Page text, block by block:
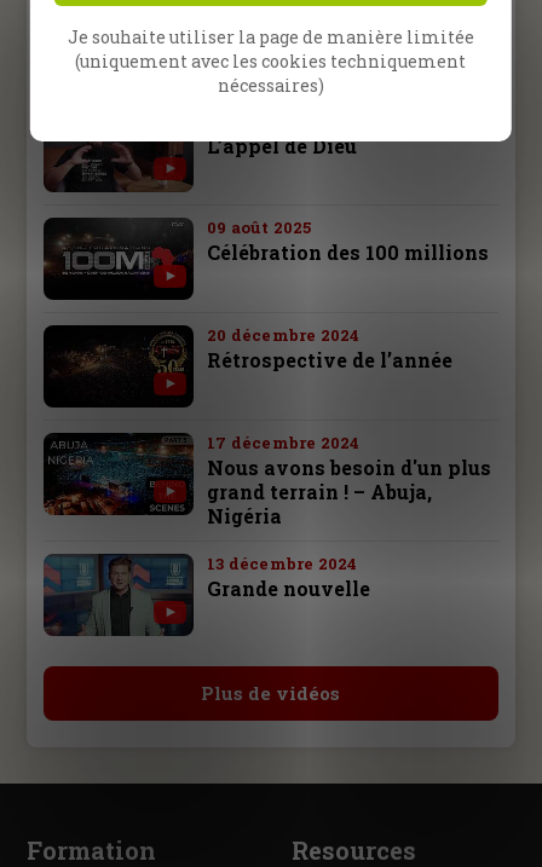
16 janvier 2026
Évangélistes Bret Sipek et
Jana Bielava
L’appel de Dieu
09 août 2025
Célébration des 100 millions
20 décembre 2024
Rétrospective de l’année
17 décembre 2024
Nous avons besoin d'un plus
grand terrain ! – Abuja,
Nigéria
13 décembre 2024
Grande nouvelle
Plus de vidéos
Formation Resources
Je souhaite utiliser la page de manière limitée
(uniquement avec les cookies techniquement
nécessaires)